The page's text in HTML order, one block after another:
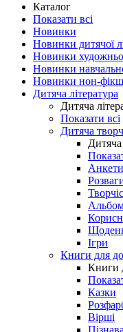
Каталог
Показати всі
Новинки
Новинки дитячої
Новинки
Новинки
Новинки нон-
Дитяча література
Дитяча
Показати всі
Дитяча
Дитяча
Анкети
Ігри
Книги для
Книги
Казки
Вірші